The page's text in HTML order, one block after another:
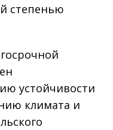
степенью
устойчивости
климата и